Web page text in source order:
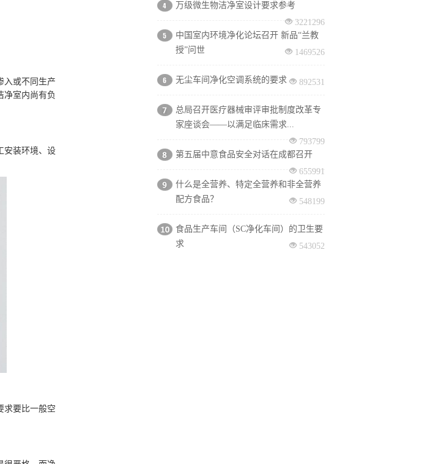
或不同生产
净室内尚有负
装环境、设
要比一般空
万级微生物洁净室设计要求参考
3221296
中国室内环境净化论坛召开 新品“兰教
授”问世
1469526
无尘车间净化空调系统的要求 892531
总局召开医疗器械审评审批制度改革专
家座谈会——以满足临床需求...
793799
第五届中意食品安全对话在成都召开
655991
什么是全营养、特定全营养和非全营养
配方食品？
548199
食品生产车间（SC净化车间）的卫生要
求
543052